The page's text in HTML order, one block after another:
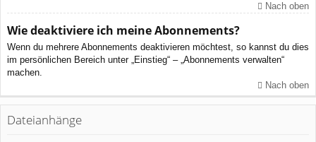
Nach oben
Wie deaktiviere ich meine Abonnements?
Wenn du mehrere Abonnements deaktivieren möchtest, so kannst du dies
im persönlichen Bereich unter „Einstieg“ – „Abonnements verwalten“
machen.
Nach oben
Dateianhänge